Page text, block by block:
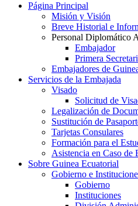
Página Principal
Misión y Visión
Breve Historial e
Personal Diplomático
Embajador
Primera
Embajadores de
Servicios de la Embajada
Visado
Solicitud de
Legalización de
Sustitución de
Tarjetas Consulares
Formación para el
Asistencia en Caso de
Sobre Guinea Ecuatorial
Gobierno e
Gobierno
Instituciones